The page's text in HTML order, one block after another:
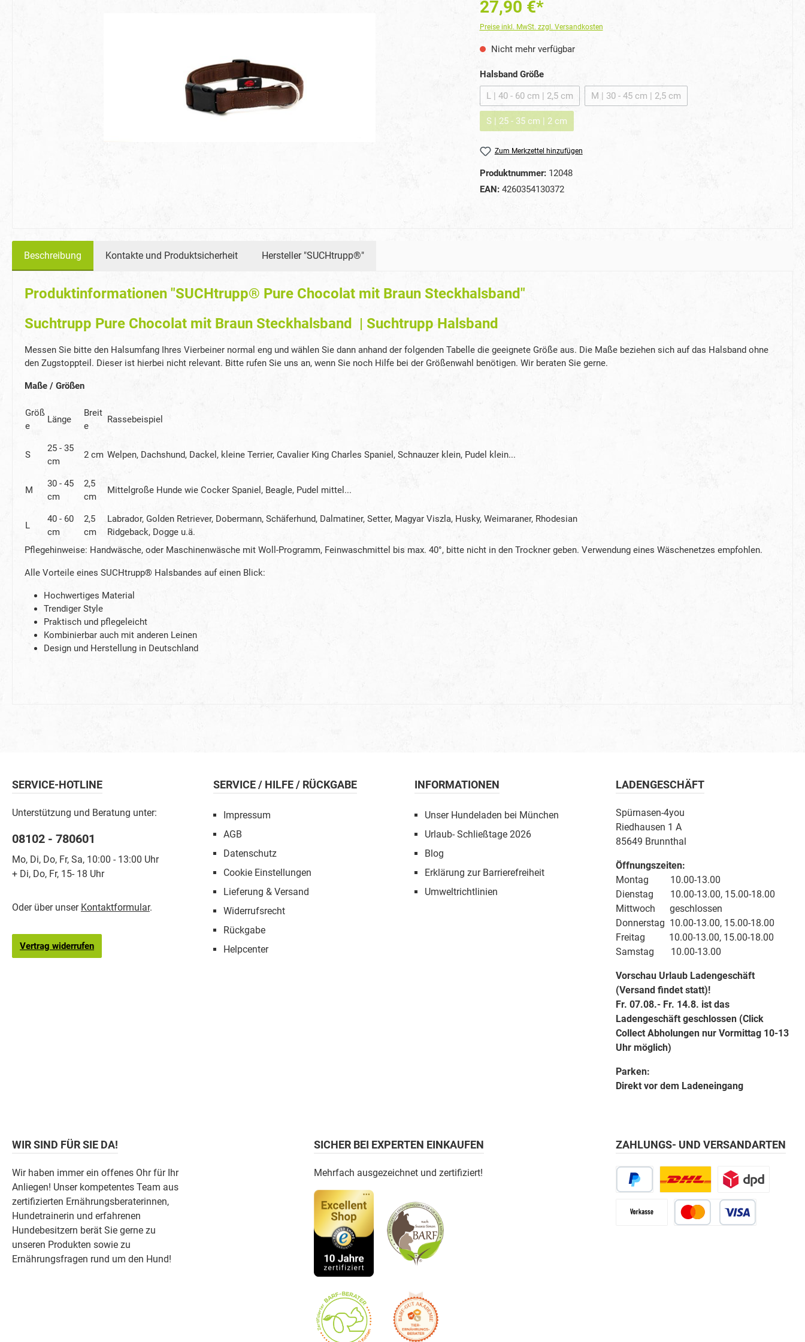
27,90 €*
Preise inkl. MwSt. zzgl. Versandkosten
Nicht mehr verfügbar
Halsband Größeauswählen
L | 40 - 60 cm | 2,5 cm(Diese Option ist zurzeit nicht verfügbar.)
M | 30 - 45 cm | 2,5 cm(Diese Option ist zurzeit nicht verfügbar.)
S | 25 - 35 cm | 2 cm(Diese Option ist zurzeit nicht verfügbar.)
Zum Merkzettel hinzufügen
Produktnummer: 12048
EAN: 4260354130372
Beschreibung Kontakte und Produktsicherheit Hersteller "SUCHtrupp®"
Produktinformationen "SUCHtrupp® Pure Chocolat mit Braun Steckhalsband"
Suchtrupp Pure Chocolat mit Braun Steckhalsband | Suchtrupp Halsband
Messen Sie bitte den Halsumfang Ihres Vierbeiner normal eng und wählen Sie dann anhand der folgenden Tabelle die geeignete Größe aus. Die Maße beziehen sich auf das Halsband ohne
den Zugstoppteil. Dieser ist hierbei nicht relevant. Bitte rufen Sie uns an, wenn Sie noch Hilfe bei der Größenwahl benötigen. Wir beraten Sie gerne.
Maße / Größen
Größ
e
Länge
Breit
e
Rassebeispiel
S
25 - 35
cm
2 cm Welpen, Dachshund, Dackel, kleine Terrier, Cavalier King Charles Spaniel, Schnauzer klein, Pudel klein...
M
30 - 45
cm
2,5
cm
Mittelgroße Hunde wie Cocker Spaniel, Beagle, Pudel mittel...
L
40 - 60
cm
2,5
cm
Labrador, Golden Retriever, Dobermann, Schäferhund, Dalmatiner, Setter, Magyar Viszla, Husky, Weimaraner, Rhodesian
Ridgeback, Dogge u.ä.
Pflegehinweise: Handwäsche, oder Maschinenwäsche mit Woll-Programm, Feinwaschmittel bis max. 40°, bitte nicht in den Trockner geben. Verwendung eines Wäschenetzes empfohlen.
Alle Vorteile eines SUCHtrupp® Halsbandes auf einen Blick:
Hochwertiges Material
Trendiger Style
Praktisch und pflegeleicht
Kombinierbar auch mit anderen Leinen
Design und Herstellung in Deutschland
SERVICE-HOTLINE
Unterstützung und Beratung unter:
08102 - 780601
Mo, Di, Do, Fr, Sa, 10:00 - 13:00 Uhr
+ Di, Do, Fr, 15- 18 Uhr
Oder über unser Kontaktformular.
Vertrag widerrufen
SERVICE / HILFE / RÜCKGABE
Impressum
AGB
Datenschutz
Cookie Einstellungen
Lieferung & Versand
Widerrufsrecht
Rückgabe
Helpcenter
INFORMATIONEN
Unser Hundeladen bei München
Urlaub- Schließtage 2026
Blog
Erklärung zur Barrierefreiheit
Umweltrichtlinien
LADENGESCHÄFT
Spürnasen-4you
Riedhausen 1 A
85649 Brunnthal
Öffnungszeiten:
Montag 10.00-13.00
Dienstag 10.00-13.00, 15.00-18.00
Mittwoch geschlossen
Donnerstag 10.00-13.00, 15.00-18.00
Freitag 10.00-13.00, 15.00-18.00
Samstag 10.00-13.00
Vorschau Urlaub Ladengeschäft
(Versand findet statt)!
Fr. 07.08.- Fr. 14.8. ist das
Ladengeschäft geschlossen (Click
Collect Abholungen nur Vormittag 10-13
Uhr möglich)
Parken:
Direkt vor dem Ladeneingang
WIR SIND FÜR SIE DA!
Wir haben immer ein offenes Ohr für Ihr
Anliegen! Unser kompetentes Team aus
zertifizierten Ernährungsberaterinnen,
Hundetrainerin und erfahrenen
Hundebesitzern berät Sie gerne zu
unseren Produkten sowie zu
Ernährungsfragen rund um den Hund!
SICHER BEI EXPERTEN EINKAUFEN
Mehrfach ausgezeichnet und zertifiziert!
ZAHLUNGS- UND VERSANDARTEN